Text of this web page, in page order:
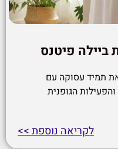
ביילה פיטנס
תמיד עסוקה עם
הגופנית
לקריאה נוספת >>